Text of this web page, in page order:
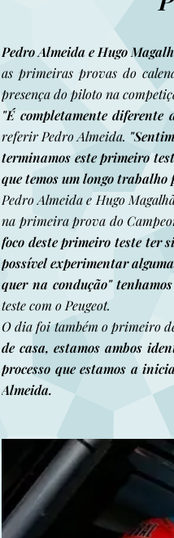
Pedro Almeida e Hugo
as primeiras provas do
presença do piloto na
"É completamente
referir Pedro Almeida.
terminamos este primeiro
que temos um longo
Pedro Almeida e Hugo
na primeira prova do
foco deste primeiro teste ter
possível experimentar
quer na condução"
teste com o Peugeot.
O dia foi também o primeiro
de casa, estamos ambos
processo que estamos a
Almeida.